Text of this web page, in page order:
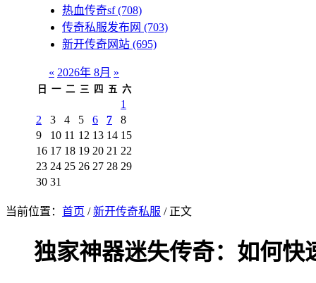
热血传奇sf(708)
传奇私服发布网 (703)
新开传奇网站 (695)
« 2026年 8月 »
日 一 二 三 四 五 六
1
2
3 4 5 6 7
8
9
10 11 12 13 14 15
16 17 18 19 20 21 22
23 24 25 26 27 28 29
30 31
当前位置： 首页 /新开传奇私服 / 正文
独家神器迷失传奇：如何快